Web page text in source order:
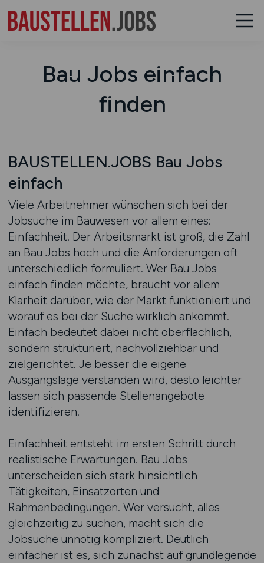
Bau Jobs einfach
finden
BAUSTELLEN.JOBS Bau Jobs
einfach
Viele Arbeitnehmer wünschen sich bei der
Jobsuche im Bauwesen vor allem eines:
Einfachheit. Der Arbeitsmarkt ist groß, die Zahl
an Bau Jobs hoch und die Anforderungen oft
unterschiedlich formuliert. Wer Bau Jobs
einfach finden möchte, braucht vor allem
Klarheit darüber, wie der Markt funktioniert und
worauf es bei der Suche wirklich ankommt.
Einfach bedeutet dabei nicht oberflächlich,
sondern strukturiert, nachvollziehbar und
zielgerichtet. Je besser die eigene
Ausgangslage verstanden wird, desto leichter
lassen sich passende Stellenangebote
identifizieren.
Einfachheit entsteht im ersten Schritt durch
realistische Erwartungen. Bau Jobs
unterscheiden sich stark hinsichtlich
Tätigkeiten, Einsatzorten und
Rahmenbedingungen. Wer versucht, alles
gleichzeitig zu suchen, macht sich die
Jobsuche unnötig kompliziert. Deutlich
einfacher ist es, sich zunächst auf grundlegende